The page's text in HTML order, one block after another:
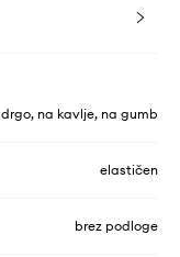
na kavlje, na gumb
elastičen
brez podloge